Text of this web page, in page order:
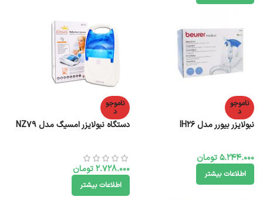
ناموجو
د
نبولایزر بیورر مدل IH26
5.244.000تومان
اطلاعات بیشتر
ناموجو
د
دستگاه نبولایزر امسیگ مدل NZ79
2.728.000تومان
اطلاعات بیشتر